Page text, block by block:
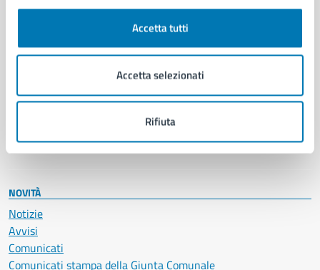
Accetta tutti
Accetta selezionati
Rifiuta
Autorizzazioni
Educazione e formazione
Giustizia e sicurezza pubblica
Imprese e commercio
Salute, benessere e assistenza
Vita lavorativa
NOVITÀ
Notizie
Avvisi
Comunicati
Comunicati stampa della Giunta Comunale